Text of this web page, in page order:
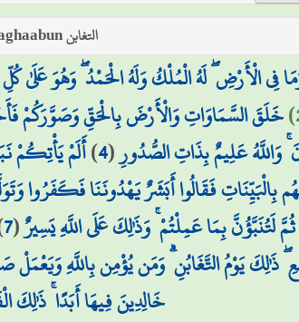
التغابن At-Taghaabun
فِي الْأَرْضِ ۖ لَهُ الْمُلْكُ وَلَهُ الْحَمْدُ ۖ وَهُوَ عَلَىٰ
خَلَقَ السَّمَاوَاتِ وَالْأَرْضَ بِالْحَقِّ وَصَوَّرَكُمْ
وَاللَّهُ عَلِيمٌ بِذَاتِ الصُّدُورِ(
4
)أَلَمْ يَأْتِكُمْ
فَقَالُوا أَبَشَرٌ يَهْدُونَنَا فَكَفَرُوا
لَتُنَبَّؤُنَّ بِمَا عَمِلْتُمْ ۚ وَذَٰلِكَ عَلَى اللَّهِ يَسِيرٌ(
7
ذَٰلِكَ يَوْمُ التَّغَابُنِ ۗ وَمَن يُؤْمِن بِاللَّهِ
خَالِدِينَ فِيهَا أَبَدًا ۚ ذَٰلِكَ